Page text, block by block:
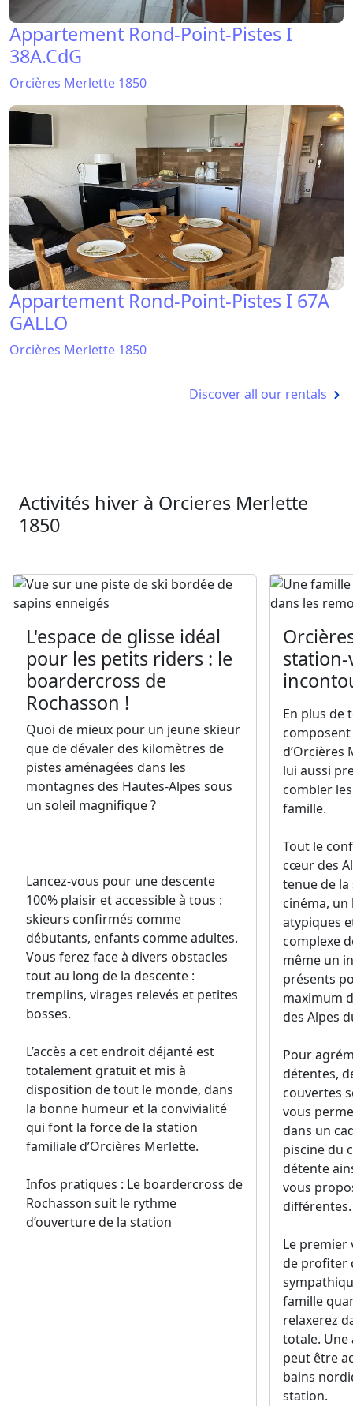
Appartement Rond-Point-Pistes I
38A.CdG
Orcières Merlette 1850
Appartement Rond-Point-Pistes I 67A
GALLO
Orcières Merlette 1850
Discover all our rentals
Activités hiver à Orcieres Merlette
1850
L'espace de glisse idéal
pour les petits riders : le
boardercross de
Rochasson !
Quoi de mieux pour un jeune skieur
que de dévaler des kilomètres de
pistes aménagées dans les
montagnes des Hautes-Alpes sous
un soleil magnifique ?
Lancez-vous pour une descente
100% plaisir et accessible à tous :
skieurs confirmés comme
débutants, enfants comme adultes.
Vous ferez face à divers obstacles
tout au long de la descente :
tremplins, virages relevés et petites
bosses.
L’accès a cet endroit déjanté est
totalement gratuit et mis à
disposition de tout le monde, dans
la bonne humeur et la convivialité
qui font la force de la station
familiale d’Orcières Merlette.
Infos pratiques : Le boardercross de
Rochasson suit le rythme
d’ouverture de la station
En plus de
d’Orcières
lui aussi
combler
famille.
Tout le
cœur des
tenue de
cinéma,
atypiques
complexe
même un
présents
maximum
des Alpes
Pour
détentes,
couvertes
vous
dans un
piscine du
détente
vous
différentes.
Le premier
de profiter
famille
relaxerez
totale. Une
peut être
bains
station.